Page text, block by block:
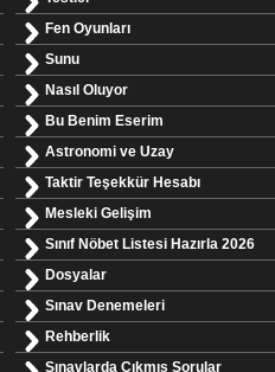
Fen Oyunları
Sunu
Nasıl Oluyor
Bu Benim Eserim
Astronomi ve Uzay
Taktir Teşekkür Hesabı
Mesleki Gelişim
Sınıf Nöbet Listesi Hazırla 2026
Dosyalar
Sınav Denemeleri
Rehberlik
Sınavlarda Çıkmış Sorular